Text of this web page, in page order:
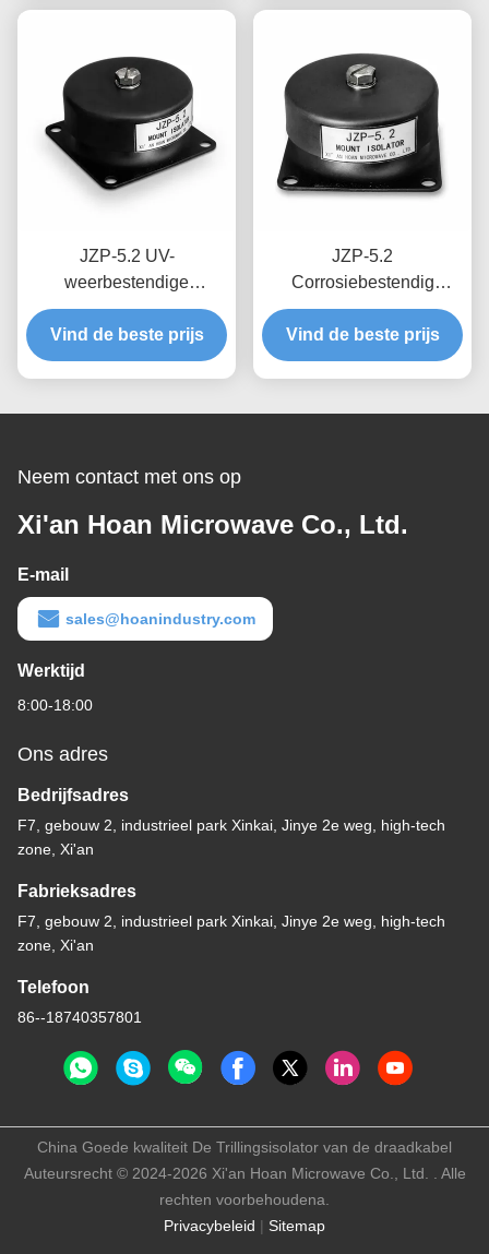
JZP-5.2 UV-
weerbestendige
precisiegegoten rubberen
trillingsisolatorbevestiging
Schokdemperbevestiging
Vind de beste prijs
JZP-5.2
Corrosiebestendig
Afgeschuinde Stud
Rubber Trillingsisolator
Mount Schokdemper
Draadsnijden
Vind de beste prijs
Neem contact met ons op
Xi'an Hoan Microwave Co., Ltd.
E-mail
sales@hoanindustry.com
Werktijd
8:00-18:00
Ons adres
Bedrijfsadres
F7, gebouw 2, industrieel park Xinkai, Jinye 2e weg, high-tech
zone, Xi'an
Fabrieksadres
F7, gebouw 2, industrieel park Xinkai, Jinye 2e weg, high-tech
zone, Xi'an
Telefoon
86--18740357801
Privacybeleid | Sitemap
China Goede kwaliteit De Trillingsisolator van de draadkabel
Auteursrecht © 2024-2026 Xi'an Hoan Microwave Co., Ltd. . Alle
rechten voorbehoudena.